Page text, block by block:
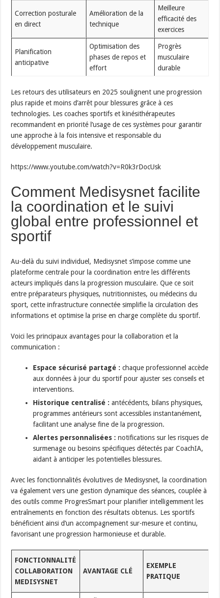
Correction posturale
en direct
Amélioration de la
technique
Meilleure
efficacité des
exercices
Planification
anticipative
Optimisation des
phases de repos et
effort
Progrès
musculaire
durable
Les retours des utilisateurs en 2025 soulignent une progression
plus rapide et moins d’arrêt pour blessures grâce à ces
technologies. Les coaches sportifs et kinésithérapeutes
recommandent en priorité l’usage de ces systèmes pour garantir
une approche à la fois intensive et responsable du
développement musculaire.
https://www.youtube.com/watch?v=R0k3rDocUsk
Comment Medisysnet facilite
la coordination et le suivi
global entre professionnel et
sportif
Au-delà du suivi individuel, Medisysnet s’impose comme une
plateforme centrale pour la coordination entre les différents
acteurs impliqués dans la progression musculaire. Que ce soit
entre préparateurs physiques, nutritionnistes, ou médecins du
sport, cette infrastructure connectée simplifie la circulation des
informations et optimise la prise en charge complète du sportif.
Voici les principaux avantages pour la collaboration et la
communication :
Espace sécurisé partagé : chaque professionnel accède
aux données à jour du sportif pour ajuster ses conseils et
interventions.
Historique centralisé : antécédents, bilans physiques,
programmes antérieurs sont accessibles instantanément,
facilitant une analyse fine de la progression.
Alertes personnalisées : notifications sur les risques de
surmenage ou besoins spécifiques détectés par CoachIA,
aidant à anticiper les potentielles blessures.
Avec les fonctionnalités évolutives de Medisysnet, la coordination
va également vers une gestion dynamique des séances, couplée à
des outils comme ProgresSmart pour planifier intelligemment les
entraînements en fonction des résultats obtenus. Les sportifs
bénéficient ainsi d’un accompagnement sur-mesure et continu,
favorisant une progression harmonieuse et durable.
FONCTIONNALITÉ
COLLABORATION
MEDISYSNET
AVANTAGE CLÉ
EXEMPLE
PRATIQUE